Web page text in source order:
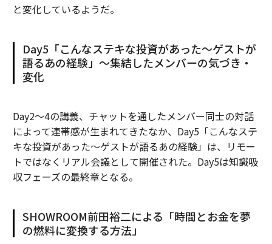
と変化しているようだ。
Day5「こんなステキな投資があった～ゲストが
語るあの経験」〜集結したメンバーの気づき・
変化
Day2〜4の講義、チャットを通したメンバー同士の対話
によって連帯感が生まれてきたなか、Day5「こんなステ
キな投資があった～ゲストが語るあの経験」は、リモー
トではなくリアル会議として開催された。Day5は知識吸
収フェーズの最終章となる。
SHOWROOM前田裕二による「時間とお金を夢
の燃料に変換する方法」